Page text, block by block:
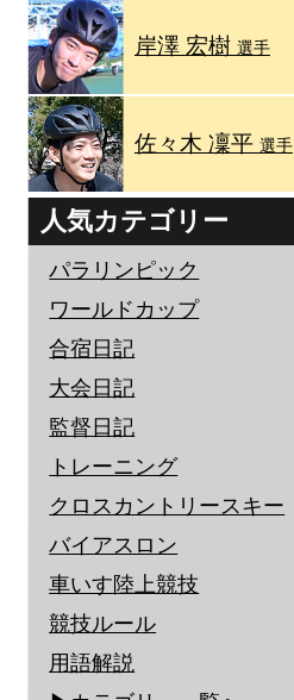
岸澤 宏樹 選手
佐々木 凜平 選手
人気カテゴリー
パラリンピック
ワールドカップ
合宿日記
大会日記
監督日記
トレーニング
クロスカントリースキー
バイアスロン
車いす陸上競技
競技ルール
用語解説